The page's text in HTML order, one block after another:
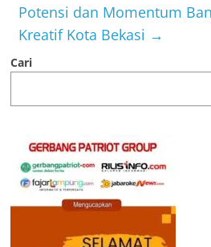
Potensi dan Momentum
Kreatif Kota Bekasi →
Cari